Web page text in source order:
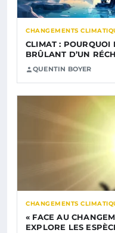
CHANGEMENTS
CLIMAT : POURQUOI
BRÛLANT D’UN
QUENTIN BOYER
CHANGEMENTS
« FACE AU
EXPLORE LES